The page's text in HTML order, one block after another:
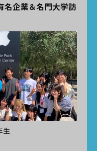
名企業＆名門大学訪
生